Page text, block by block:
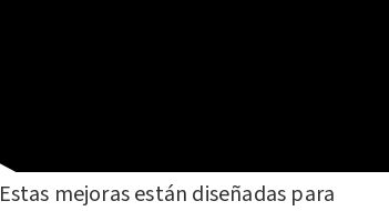
Estas mejoras están diseñadas para